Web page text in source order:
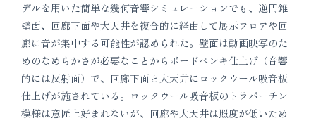
デルを用いた簡単な幾何音響シミュレーションでも、逆円錐
壁面、回廊下面や大天井を複合的に経由して展示フロアや回
廊に音が集中する可能性が認められた。壁面は動画映写のた
めのなめらかさが必要なことからボードペンキ仕上げ（音響
的には反射面）で、回廊下面と大天井にロックウール吸音板
仕上げが施されている。ロックウール吸音板のトラバーチン
模様は意匠上好まれないが、回廊や大天井は照度が低いため